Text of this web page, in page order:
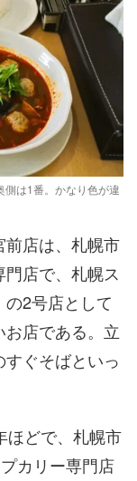
側は1番。かなり色が違
店は、札幌市
店で、札幌ス
2号店として
店である。立
ぐそばといっ
ほどで、札幌市
カリー専門店